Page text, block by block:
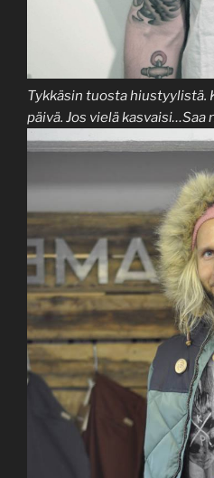
Tykkäsin tuosta hiustyylistä.
päivä. Jos vielä kasvaisi…Saa